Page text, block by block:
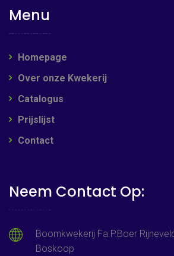
Menu
Homepage
Over onze Kwekerij
Catalogus
Prijslijst
Contact
Neem Contact Op:
Boomkwekerij Fa.P.Boer
Boskoop